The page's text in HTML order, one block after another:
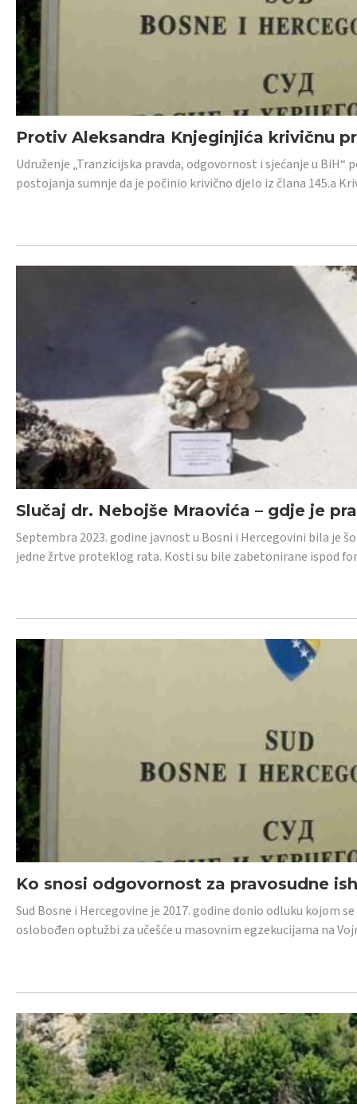
Protiv Aleksandra Knjeginjića krivičnu
Udruženje „Tranzicijska pravda, odgovornost i sjećanje u
postojanja sumnje da je počinio krivično djelo iz člana 145.a
Slučaj dr. Nebojše Mraovića – gdje je
Septembra 2023. godine javnost u Bosni i Hercegovini bila je
jedne žrtve proteklog rata. Kosti su bile zabetonirane ispod
Ko snosi odgovornost za pravosudne
Sud Bosne i Hercegovine je 2017. godine donio odluku kojom
oslobođen optužbi za učešće u masovnim egzekucijama na